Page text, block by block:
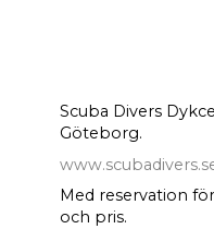
Scuba Divers
Göteborg.
Med reservation
och pris.